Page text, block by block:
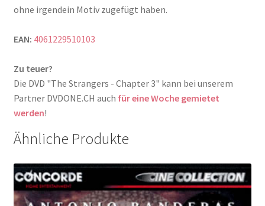
ohne irgendein Motiv zugefügt haben.
EAN: 4061229510103
Zu teuer?
Die DVD "The Strangers - Chapter 3" kann bei unserem
Partner DVDONE.CH auch für eine Woche gemietet
werden!
Ähnliche Produkte